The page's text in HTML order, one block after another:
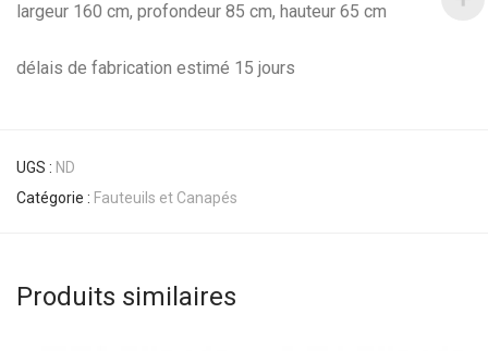
largeur 160 cm, profondeur 85 cm, hauteur 65 cm
délais de fabrication estimé 15 jours
UGS : ND
Catégorie : Fauteuils et Canapés
Produits similaires